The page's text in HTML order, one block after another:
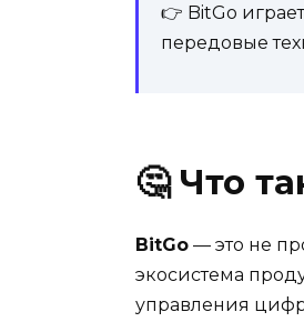
👉 BitGo
передовые
🤔Что
BitGo — это не
экосистема
управления